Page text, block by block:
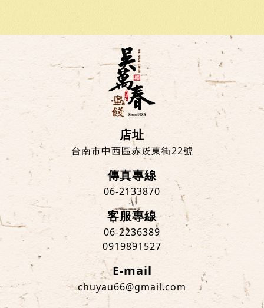
店址
台南市中西區赤崁東街22號
傳真專線
06-2133870
客服專線
06-2236389
0919891527
E-mail
chuyau66@gmail.com